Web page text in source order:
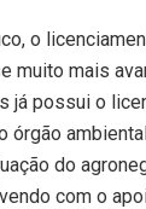
o
muito mais
já possui o
órgão
do
com o